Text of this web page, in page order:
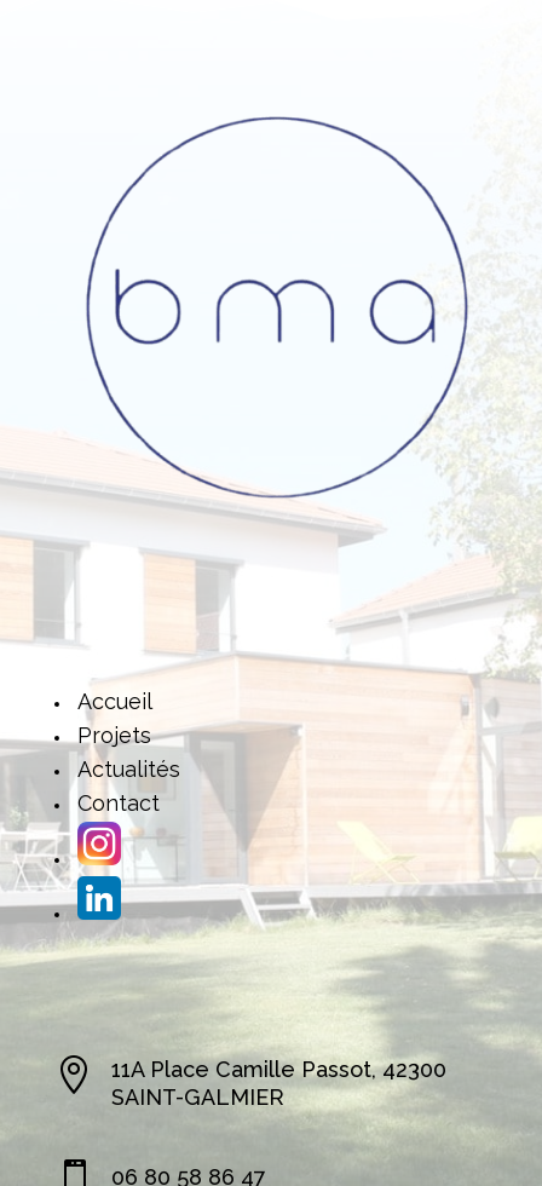
Accueil
Projets
Actualités
Contact

11A Place Camille Passot, 42300
SAINT-GALMIER
06 80 58 86 47